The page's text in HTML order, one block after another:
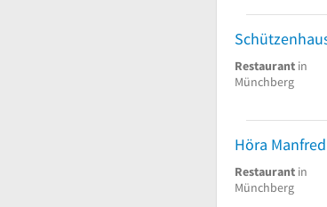
Restaurant in
Münchberg
Höra Manfred
Restaurant in
Münchberg